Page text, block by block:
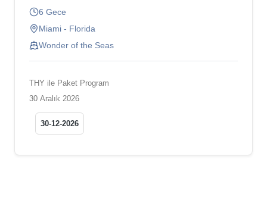
6 Gece
Miami - Florida
Wonder of the Seas
THY ile Paket Program
30 Aralık 2026
30-12-2026